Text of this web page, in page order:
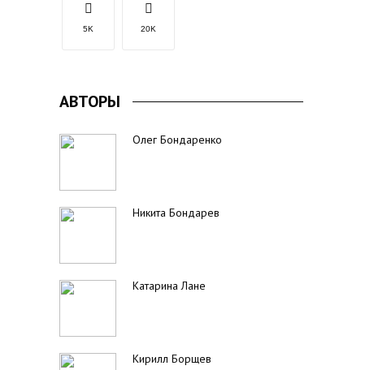
5K 20K
АВТОРЫ
Олег Бондаренко
Никита Бондарев
Катарина Лане
Кирилл Борщев